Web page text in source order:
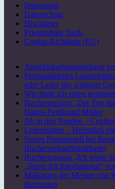
Impressum
Datenschutz
Disclaimer
Privatsphäre Tools
Cookie-Richtlinie (EU)
Ansichtskartensammlung
Personalisiertes
oder Leder das schönste
Wie finde ich einen
Buchrezension „Der Ton
Hanns-Ferdinand Müller
Ab in den Norden –
Leiterplatten – Herzstück
Neues Preismodell bei
Bücherverkaufsplattform)
Buchrezension „Ich tröste
„Street Art International“
Malkasten der Meister von
Rezension